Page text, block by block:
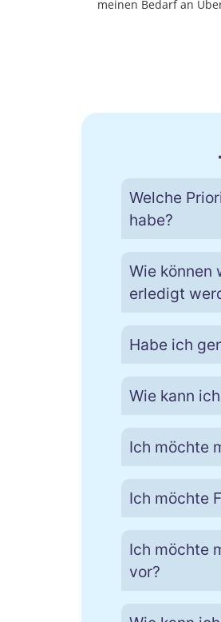
meinen Bedarf an
Welche
habe?
Wie können
erledigt
Habe ich
Wie kann
Ich möchte
Ich möchte
Ich möchte
vor?